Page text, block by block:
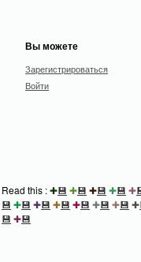
Вы можете
Зарегистрироваться
Войти
Read this :✚💾 ✚💾 ✚💾 ✚💾 ✚
💾 ✚💾 ✚💾 ✚💾 ✚💾 ✚💾 ✚💾 ✚
💾 ✚💾